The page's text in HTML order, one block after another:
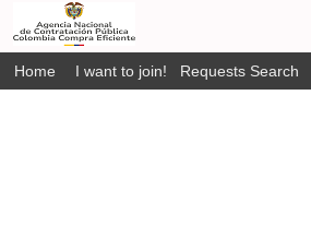
Home I want to join! Requests Search